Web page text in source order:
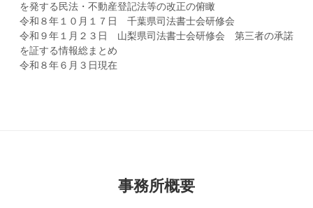
を発する民法・不動産登記法等の改正の俯瞰
令和８年１０月１７日 千葉県司法書士会研修会
令和９年１月２３日 山梨県司法書士会研修会 第三者の承諾
を証する情報総まとめ
令和８年６月３日現在
事務所概要